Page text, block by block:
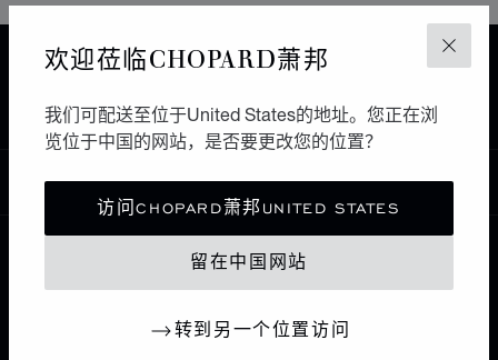
关闭
欢迎莅临CHOPARD萧邦
我们可配送至位于United States的地址。您正在浏
览位于中国的网站，是否要更改您的位置？
访问CHOPARD萧邦UNITED STATES
留在中国网站
转到另一个位置访问
主页 查找精品店 所有店铺 欧洲
中国